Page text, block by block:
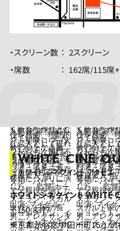
・スクリーン数
2スクリーン
・席数
162席/115席
WHITE CINE
ホワイト シネクイント アクセス
ホワイトシネクイント WHITE
〒150-8377
東京都渋谷区宇田川町15-1 渋